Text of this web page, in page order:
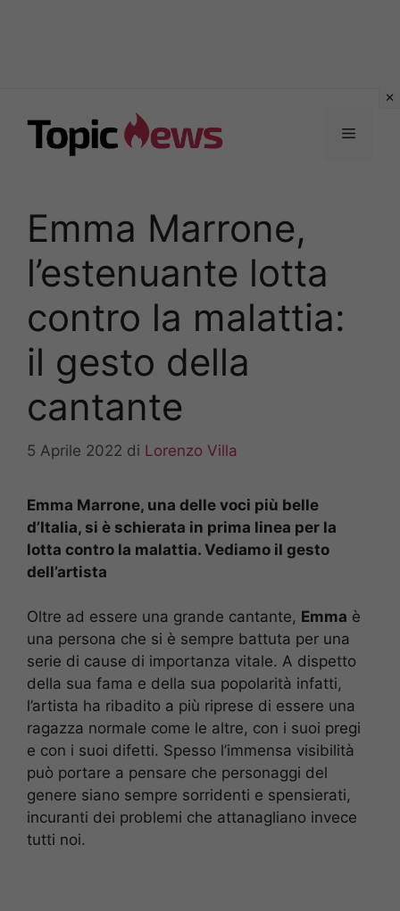
contenuto
Menu
Emma Marrone,
l’estenuante lotta
contro la malattia:
il gesto della
cantante
5 Aprile 2022 di Lorenzo Villa
Emma Marrone, una delle voci più belle
d’Italia, si è schierata in prima linea per la
lotta contro la malattia. Vediamo il gesto
dell’artista
Oltre ad essere una grande cantante, Emma è
una persona che si è sempre battuta per una
serie di cause di importanza vitale. A dispetto
della sua fama e della sua popolarità infatti,
l’artista ha ribadito a più riprese di essere una
ragazza normale come le altre, con i suoi pregi
e con i suoi difetti. Spesso l’immensa visibilità
può portare a pensare che personaggi del
genere siano sempre sorridenti e spensierati,
incuranti dei problemi che attanagliano invece
tutti noi.